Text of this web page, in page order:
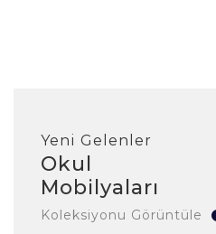
Yeni Gelenler
Okul
Mobilyaları
Koleksiyonu Görüntüle